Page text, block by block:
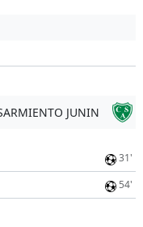
JUNIN
31'
54'